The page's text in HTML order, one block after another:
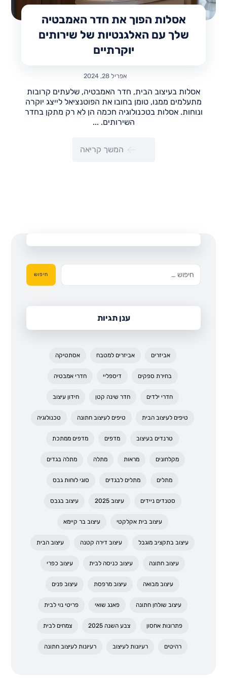
אסלות הפוך את חדר האמבטיה
שלך עם האלגנטיות של שירותים
יוקרתיים
אפריל 28, 2024
אסלות בעיצוב הבית, חדר האמבטיה, שלעתים קרובות
מתעלמים ממנו, טומן בחובו את הפוטנציאל לייצג יוקרה
ונוחות. אסלות בטכנולוגיה חכמה הן לא רק מתקן בחדר
השירותים. ...
המשך קריאה
חיפוש
ענן תגיות
אביזרים אביזרים למטבח אסתטיקה
בחירת ספקים דיספליי חדרי אמבטיה
חדרי ילדים חדר שינה קטן חידון עיצוב
טיפים לעיצוב הבית טיפים לעיצוב חתונה טכנולוגיה
טרנדים בעיצוב מדפים מדפים ממתכת
מקלחונים מראות מתלה מתלה בגדים
מתלים מתלים לבגדים סוגי לוחות גבס
סטנדים ניידים עיצוב 2025 עיצוב בגבס
עיצוב בית אקלקטי עיצוב בר קיימא
עיצוב בתקציב מוגבל עיצוב דירה קטנה עיצוב הבית
עיצוב חתונה עיצוב כניסה לבית עיצוב כפרי
עיצוב מבואה עיצוב מרפסת עיצוב פנים
עיצוב שולחן חתונה פאנג שואי פריטי נוי לבית
פתרונות אחסון צבע השנה 2025 צמחים לבית
רהיטים רעיונות לעיצוב רעיונות לעיצוב חתונה